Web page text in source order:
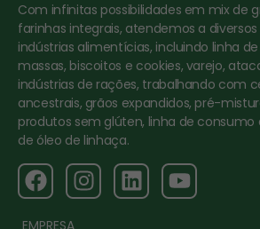
Com infinitas possibilidades em mix de
farinhas integrais, atendemos a
indústrias alimentícias, incluindo linha
massas, biscoitos e cookies, varejo,
indústrias de rações, trabalhando com
ancestrais, grãos expandidos, pré-
produtos sem glúten, linha de
de óleo de linhaça.
EMPRESA